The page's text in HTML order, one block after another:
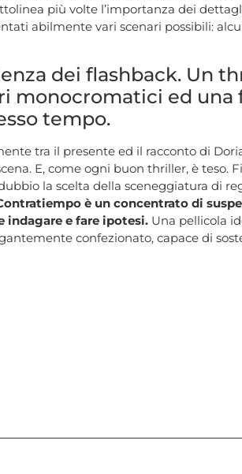
più volte l’importanza dei
abilmente vari scenari possibili:
dei flashback. Un
monocromatici ed una
tempo.
tra il presente ed il racconto di
E, come ogni buon thriller, è teso.
la scelta della sceneggiatura di
è un concentrato di
indagare e fare ipotesi. Una pellicola
confezionato, capace di